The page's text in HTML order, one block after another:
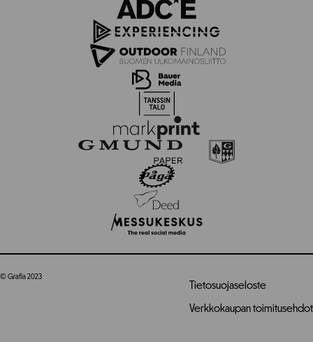
© Grafia 2023
Tietosuojaseloste
Verkkokaupan toimitusehdot